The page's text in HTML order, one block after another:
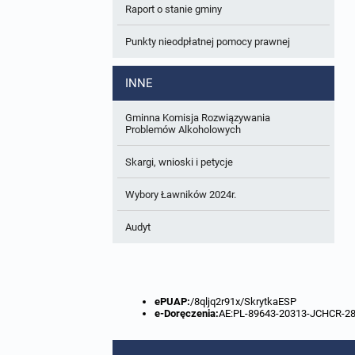
W trakcie opracowania
Zbiory danych przestrzennych
Analizy zmian w zagospodarowaniu
Raport o stanie gminy
Punkty nieodpłatnej pomocy prawnej
INNE
Gminna Komisja Rozwiązywania
Problemów Alkoholowych
Skargi, wnioski i petycje
Wybory Ławników 2024r.
Audyt
ePUAP:/8qljq2r91x/SkrytkaESP
e-Doręczenia:AE:PL-89643-20313-JCHCR-28